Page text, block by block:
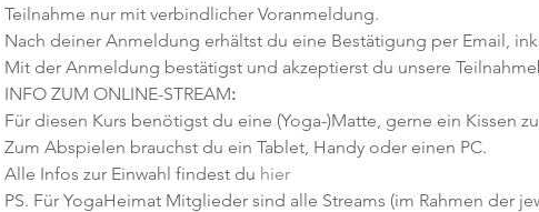
Teilnahme nur mit verbindlicher Voranmeldung.
Nach deiner Anmeldung erhältst du eine Bestätigung per Email,
Mit der Anmeldung bestätigst und akzeptierst du unsere
INFO ZUM ONLINE-STREAM:
Für diesen Kurs benötigst du eine (Yoga-)Matte, gerne ein Kissen
Zum Abspielen brauchst du ein Tablet, Handy oder einen PC.
Alle Infos zur Einwahl findest du hier
PS. Für YogaHeimat Mitglieder sind alle Streams (im Rahmen der